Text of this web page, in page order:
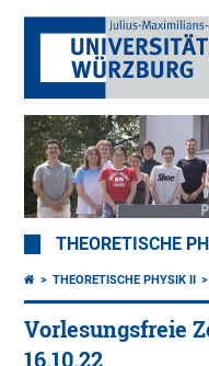
THEORETISCHE
THEORETISCHE PHYSIK II
Vorlesungsfreie
16.10.22